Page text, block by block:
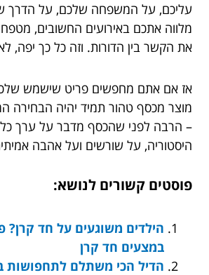
עליכם, על המשפחה שלכם, על הדרך
מלווה אתכם באירועים החשובים, מטפח
את הקשר בין הדורות. וזה כל כך יפה,
אז אם אתם מחפשים פריט שישמש
מוצר מכסף טהור תמיד יהיה הבחירה
– הרבה לפני שהכסף מדבר על ערך
היסטוריה, על שורשים ועל אהבה
פוסטים קשורים לנושא:
הילדים משוגעים על חד קרן?
במצעים חד קרן
הדיל הכי משתלם לתחפושות